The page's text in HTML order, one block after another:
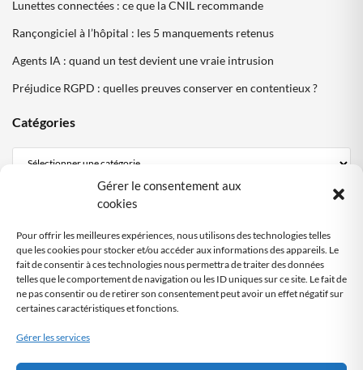
Gérer le consentement aux
cookies
Pour offrir les meilleures expériences, nous utilisons des technologies telles
que les cookies pour stocker et/ou accéder aux informations des appareils. Le
fait de consentir à ces technologies nous permettra de traiter des données
telles que le comportement de navigation ou les ID uniques sur ce site. Le fait de
ne pas consentir ou de retirer son consentement peut avoir un effet négatif sur
certaines caractéristiques et fonctions.
Gérer les services
Lunettes connectées : ce que la CNIL recommande
Rançongiciel à l’hôpital : les 5 manquements retenus
Agents IA : quand un test devient une vraie intrusion
Préjudice RGPD : quelles preuves conserver en contentieux ?
Catégories
Mentions Légales
Politique cookies DPO Partagé
Nous contacter
Audit automatisé